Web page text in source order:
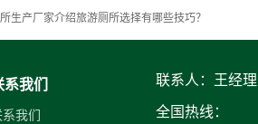
生产厂家介绍旅游厕所选择有哪些技巧？
系我们
我们
联系人：王经理
全国热线：